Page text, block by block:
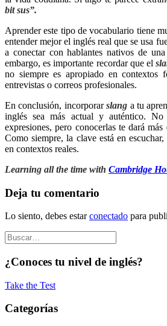
bit sus”.
Aprender este tipo de vocabulario tiene
entender mejor el inglés real que se usa
a conectar con hablantes nativos de
embargo, es importante recordar que el
no siempre es apropiado en contextos
entrevistas o correos profesionales.
En conclusión, incorporarslang a tu
inglés sea más actual y auténtico. No
expresiones, pero conocerlas te dará
Como siempre, la clave está en
en contextos reales.
Learning all the time with Cambridge
Deja tu comentario
Lo siento, debes estarconectado para
¿Conoces tu nivel de inglés?
Take the Test
Categorías